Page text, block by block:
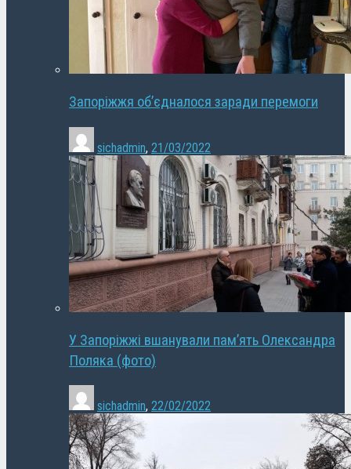
Запоріжжя об’єдналося заради перемоги
sichadmin, 21/03/2022
У Запоріжжі вшанували пам’ять Олександра
Поляка (фото)
sichadmin, 22/02/2022